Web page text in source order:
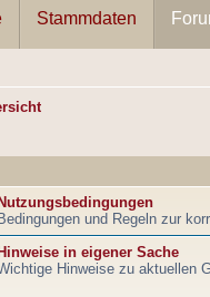
Stammdaten
und Regeln zur
in eigener Sache
Hinweise zu aktuellen